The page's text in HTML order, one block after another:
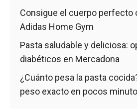
Consigue el cuerpo perfecto
Adidas Home Gym
Pasta saludable y deliciosa:
diabéticos en Mercadona
¿Cuánto pesa la pasta
peso exacto en pocos